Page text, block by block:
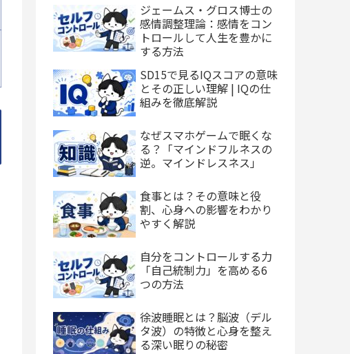
ジェームス・グロス博士の
感情調整理論：感情をコン
トロールして人生を豊かに
する方法
SD15で見るIQスコアの意味
とその正しい理解 | IQの仕
組みを徹底解説
なぜスマホゲームで眠くな
る？「マインドフルネスの
逆。マインドレスネス」
食事とは？その意味と役
割、心身への影響をわかり
やすく解説
自分をコントロールする力
「自己統制力」を高める6
つの方法
徐波睡眠とは？脳波（デル
タ波）の特徴と心身を整え
る深い眠りの秘密